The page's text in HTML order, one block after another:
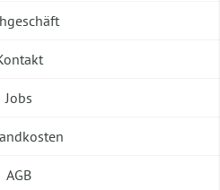
Jobs
AGB